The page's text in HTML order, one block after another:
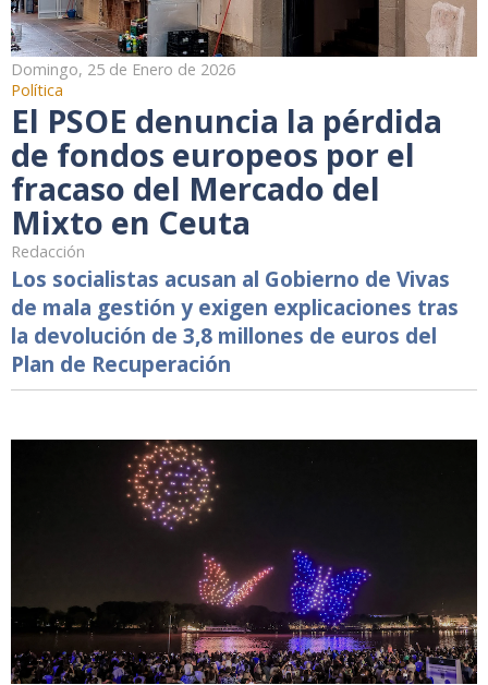
Domingo, 25 de Enero de 2026
Política
El PSOE denuncia la pérdida
de fondos europeos por el
fracaso del Mercado del
Mixto en Ceuta
Redacción
Los socialistas acusan al Gobierno de Vivas
de mala gestión y exigen explicaciones tras
la devolución de 3,8 millones de euros del
Plan de Recuperación